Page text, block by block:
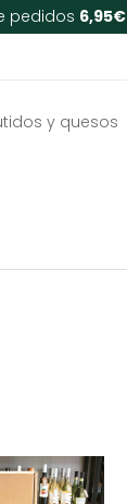
pedidos 6,95€
y quesos